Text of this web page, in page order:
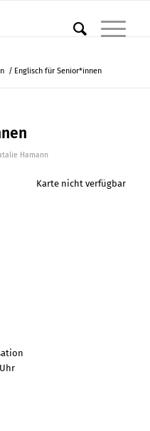
/ Englisch für Senior*innen
Hamann
Karte nicht verfügbar